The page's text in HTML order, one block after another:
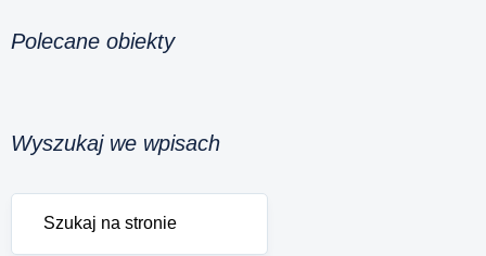
Polecane obiekty
Wyszukaj we wpisach